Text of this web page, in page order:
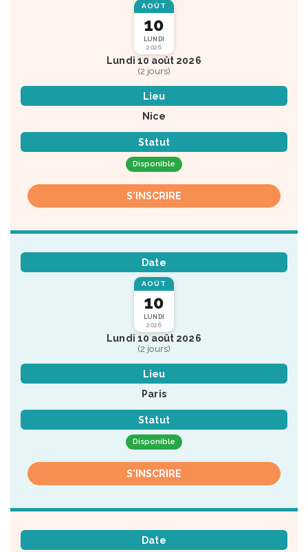
AOÛT
10
LUNDI
2026
Lundi 10 août 2026
(2 jours)
Lieu
Nice
Statut
Disponible
S'INSCRIRE
Date
AOÛT
10
LUNDI
2026
Lundi 10 août 2026
(2 jours)
Lieu
Paris
Statut
Disponible
S'INSCRIRE
Date